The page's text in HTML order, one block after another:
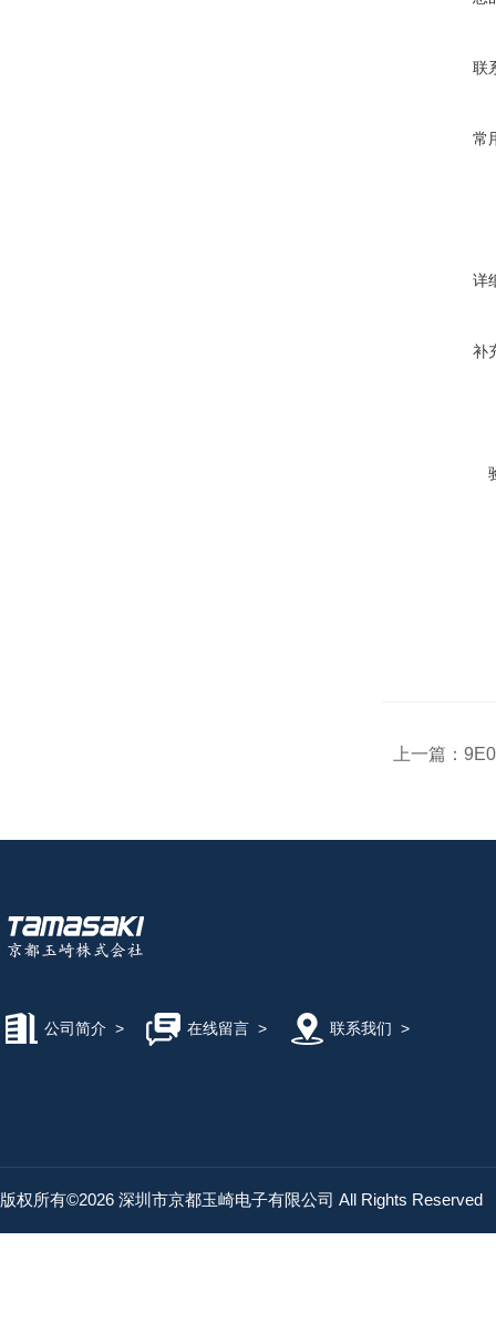
联
常
详
补
上一篇：
公司简介 > 在线留言> 联系我们 >
版权所有©2026 深圳市京都玉崎电子有限公司 All Rights Reserved